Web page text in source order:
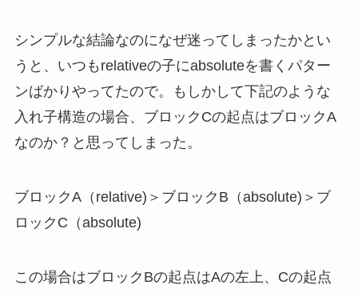
シンプルな結論なのになぜ迷ってしまったかとい
うと、いつもrelativeの子にabsoluteを書くパター
ンばかりやってたので。もしかして下記のような
入れ子構造の場合、ブロックCの起点はブロックA
なのか？と思ってしまった。
ブロックA（relative)＞ブロックB（absolute)＞ブ
ロックC（absolute)
この場合はブロックBの起点はAの左上、Cの起点